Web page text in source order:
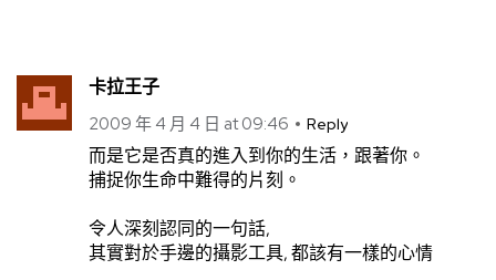
卡拉王子
2009 年 4 月 4 日 at 09:46 Reply
而是它是否真的進入到你的生活，跟著你。
捕捉你生命中難得的片刻。
令人深刻認同的一句話,
其實對於手邊的攝影工具, 都該有一樣的心情